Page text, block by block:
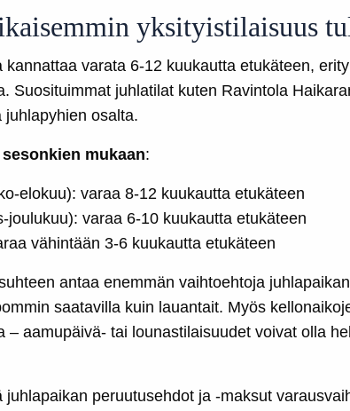
yksityistilaisuus
varata 6-12 kuukautta etukäteen,
Suosituimmat juhlatilat kuten Ravintola
osalta.
sesonkien mukaan:
elokuu): varaa 8-12 kuukautta etukäteen
joulukuu): varaa 6-10 kuukautta etukäteen
vähintään 3-6 kuukautta etukäteen
antaa enemmän vaihtoehtoja
saatavilla kuin lauantait. Myös
– aamupäivä- tai lounastilaisuudet voivat olla
juhlapaikan peruutusehdot ja -maksut